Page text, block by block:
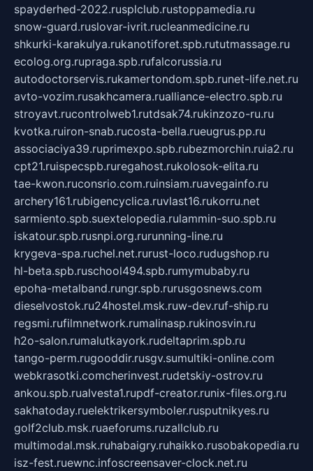
spayderhed-2022.rusplclub.rustoppamedia.ru
snow-guard.ruslovar-ivrit.rucleanmedicine.ru
shkurki-karakulya.rukanotiforet.spb.rututmassage.ru
ecolog.org.rupraga.spb.rufalcorussia.ru
autodoctorservis.rukamertondom.spb.runet-life.net.ru
avto-vozim.rusakhcamera.rualliance-electro.spb.ru
stroyavt.rucontrolweb1.rutdsak74.rukinzozo-ru.ru
kvotka.ruiron-snab.rucosta-bella.rueugrus.pp.ru
associaciya39.ruprimexpo.spb.rubezmorchin.ruia2.ru
cpt21.ruispecspb.ruregahost.rukolosok-elita.ru
tae-kwon.ruconsrio.com.ruinsiam.ruavegainfo.ru
archery161.rubigencyclica.ruvlast16.rukorru.net
sarmiento.spb.suextelopedia.rulammin-suo.spb.ru
iskatour.spb.rusnpi.org.rurunning-line.ru
krygeva-spa.ruchel.net.rurust-loco.rudugshop.ru
hl-beta.spb.ruschool494.spb.rumymubaby.ru
epoha-metalband.rungr.spb.rurusgosnews.com
dieselvostok.ru24hostel.msk.ruw-dev.ruf-ship.ru
regsmi.rufilmnetwork.rumalinasp.rukinosvin.ru
h2o-salon.rumalutkayork.rudeltaprim.spb.ru
tango-perm.rugooddir.rusgv.sumultiki-online.com
webkrasotki.comcherinvest.rudetskiy-ostrov.ru
ankou.spb.rualvesta1.rupdf-creator.runix-files.org.ru
sakhatoday.ruelektrikersymboler.rusputnikyes.ru
golf2club.msk.ruaeforums.ruzallclub.ru
multimodal.msk.ruhabaigry.ruhaikko.rusobakopedia.ru
isz-fest.ruewnc.infoscreensaver-clock.net.ru